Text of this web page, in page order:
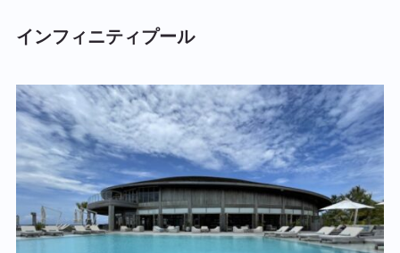
インフィニティプール